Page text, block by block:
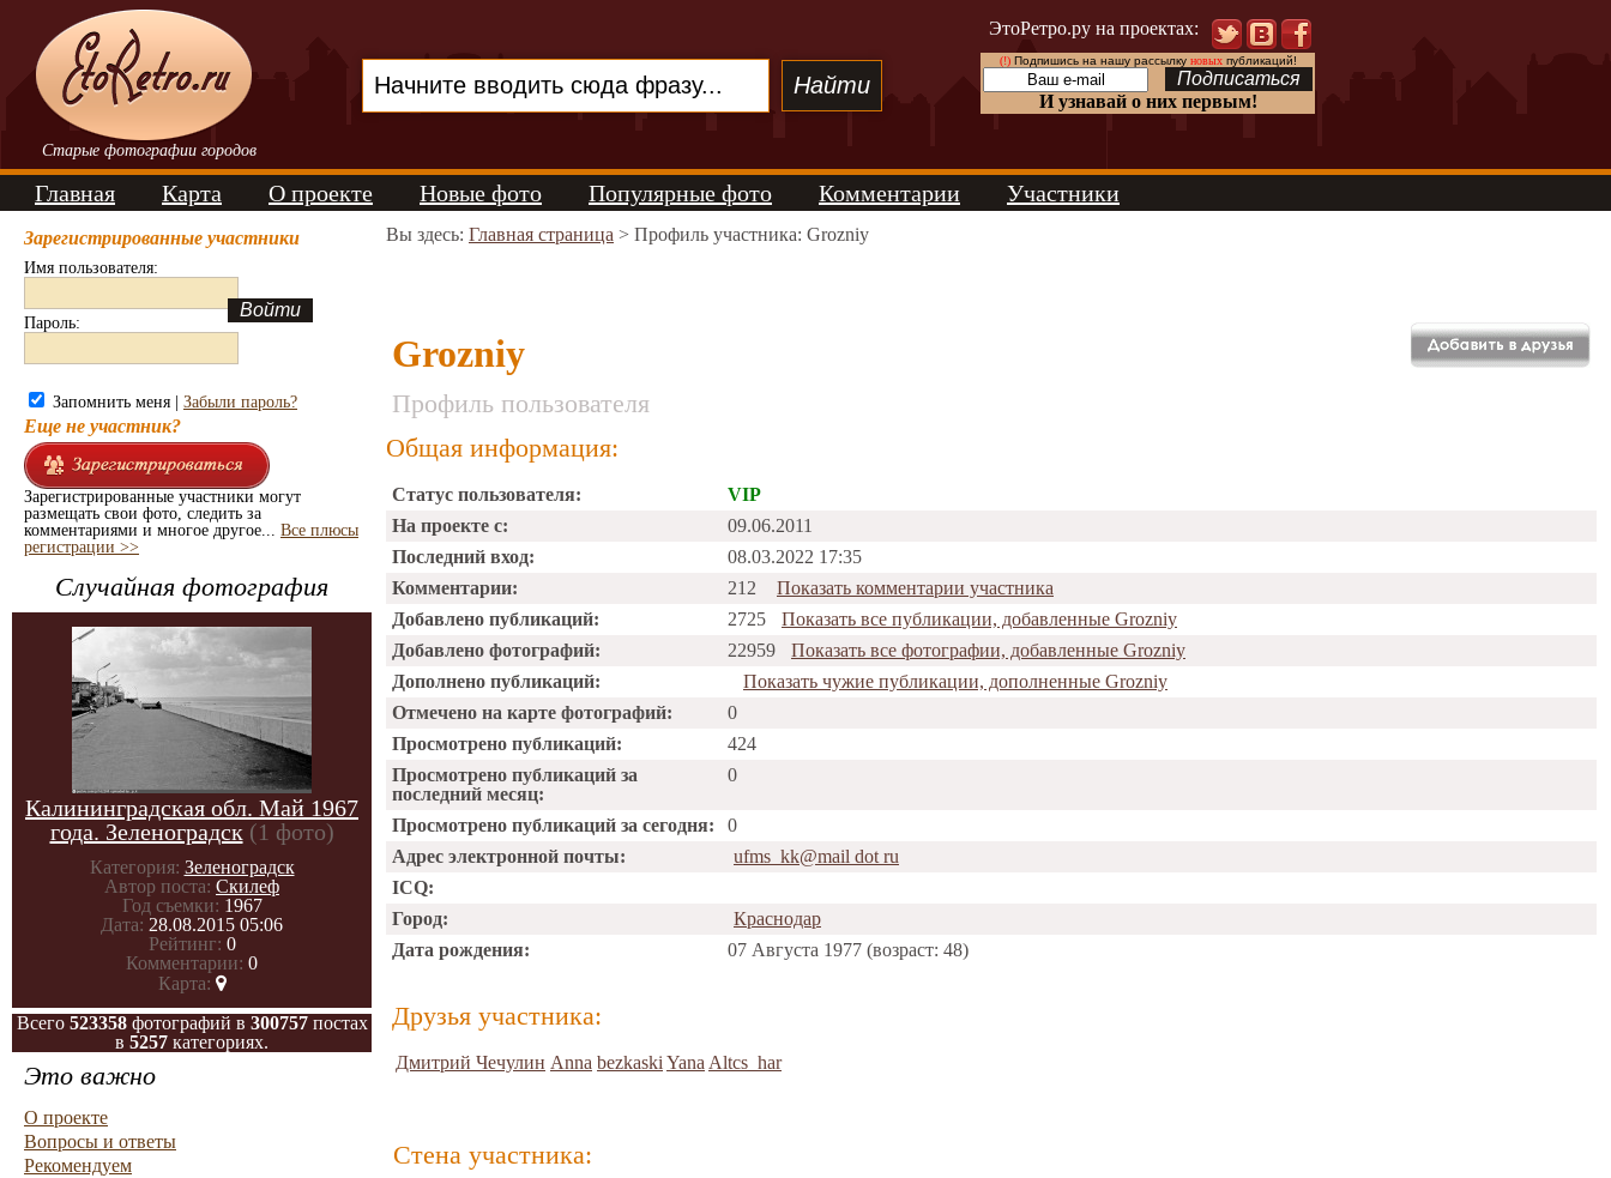
Старые фотографии городов
ЭтоРетро.ру на проектах:
(!)Подпишись на нашу рассылку новыхпубликаций!
И узнавай о них первым!
Главная Карта О проекте Новые фото Популярные фото Комментарии Участники
Зарегистрированные участники
Имя пользователя:
Пароль:
Запомнить меня | Забыли пароль?
Еще не участник?
Зарегистрированные участники могут
размещать свои фото, следить за
комментариями и многое другое... Все плюсы
регистрации >>
Случайная фотография
Калининградская обл. Май 1967
года. Зеленоградск (1 фото)
Категория: Зеленоградск
Автор поста: Скилеф
Год съемки: 1967
Дата: 28.08.2015 05:06
Рейтинг: 0
Комментарии: 0
Карта:
Всего 523358фотографий в 300757постах
в 5257 категориях.
Это важно
О проекте
Вопросы и ответы
Рекомендуем
Вы здесь: Главная страница > Профиль участника: Grozniy
Grozniy
Профиль пользователя
Общая информация:
Статус пользователя:
VIP
На проекте с:
09.06.2011
Последний вход:
08.03.2022 17:35
Комментарии:
212
Показать комментарии участника
Добавлено публикаций:
2725
Показать все публикации, добавленные Grozniy
Добавлено фотографий:
22959
Показать все фотографии, добавленные Grozniy
Дополнено публикаций:
Показать чужие публикации, дополненные Grozniy
Отмечено на карте фотографий:
0
Просмотрено публикаций:
424
Просмотрено публикаций за
последний месяц:
0
Просмотрено публикаций за сегодня:
0
Адрес электронной почты:
ufms_kk@mail dot ru
ICQ:
Город:
Краснодар
Дата рождения:
07 Августа 1977 (возраст: 48)
Друзья участника:
Дмитрий Чечулин Anna bezkaski Yana Altcs_har
Стена участника: